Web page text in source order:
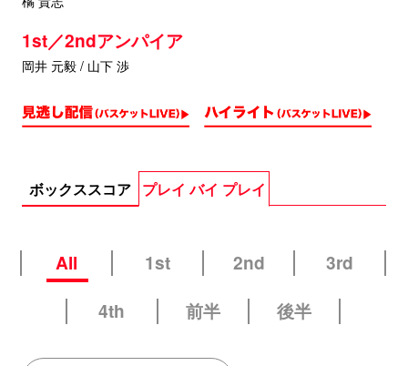
1st／2ndアンパイア
岡井 元毅 / 山下 渉
ボックススコア プレイ バイ プレイ
All 1st 2nd
3rd
4th
前半 後半